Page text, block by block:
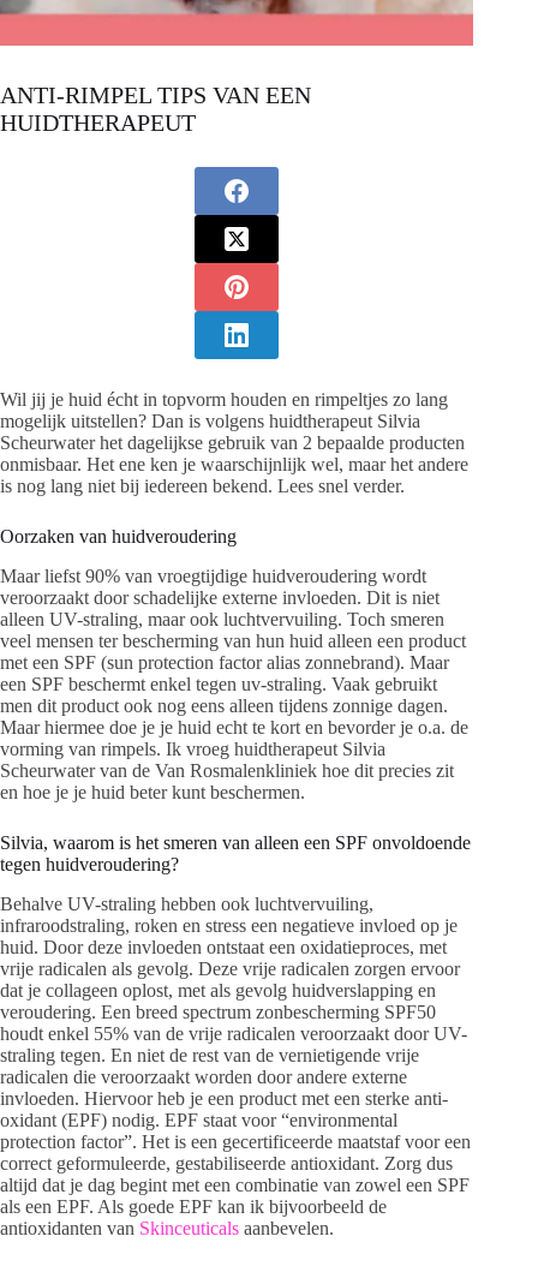
ANTI-RIMPEL TIPS VAN EEN
HUIDTHERAPEUT
Wil jij je huid écht in topvorm houden en rimpeltjes zo lang
mogelijk uitstellen? Dan is volgens huidtherapeut Silvia
Scheurwater het dagelijkse gebruik van 2 bepaalde producten
onmisbaar. Het ene ken je waarschijnlijk wel, maar het andere
is nog lang niet bij iedereen bekend. Lees snel verder.
Oorzaken van huidveroudering
Maar liefst 90% van vroegtijdige huidveroudering wordt
veroorzaakt door schadelijke externe invloeden. Dit is niet
alleen UV-straling, maar ook luchtvervuiling. Toch smeren
veel mensen ter bescherming van hun huid alleen een product
met een SPF (sun protection factor alias zonnebrand). Maar
een SPF beschermt enkel tegen uv-straling. Vaak gebruikt
men dit product ook nog eens alleen tijdens zonnige dagen.
Maar hiermee doe je je huid echt te kort en bevorder je o.a. de
vorming van rimpels. Ik vroeg huidtherapeut Silvia
Scheurwater van de Van Rosmalenkliniek hoe dit precies zit
en hoe je je huid beter kunt beschermen.
Silvia, waarom is het smeren van alleen een SPF onvoldoende
tegen huidveroudering?
Behalve UV-straling hebben ook luchtvervuiling,
infraroodstraling, roken en stress een negatieve invloed op je
huid. Door deze invloeden ontstaat een oxidatieproces, met
vrije radicalen als gevolg. Deze vrije radicalen zorgen ervoor
dat je collageen oplost, met als gevolg huidverslapping en
veroudering. Een breed spectrum zonbescherming SPF50
houdt enkel 55% van de vrije radicalen veroorzaakt door UV-
straling tegen. En niet de rest van de vernietigende vrije
radicalen die veroorzaakt worden door andere externe
invloeden. Hiervoor heb je een product met een sterke anti-
oxidant (EPF) nodig. EPF staat voor “environmental
protection factor”. Het is een gecertificeerde maatstaf voor een
correct geformuleerde, gestabiliseerde antioxidant. Zorg dus
altijd dat je dag begint met een combinatie van zowel een SPF
als een EPF. Als goede EPF kan ik bijvoorbeeld de
antioxidanten van Skinceuticals aanbevelen.